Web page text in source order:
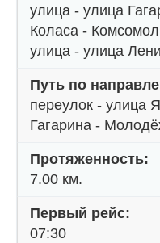
улица - улица
Коласа -
улица - улица
Путь по
переулок - улица
Гагарина -
Протяженность:
7.00 км.
Первый рейс:
07:30